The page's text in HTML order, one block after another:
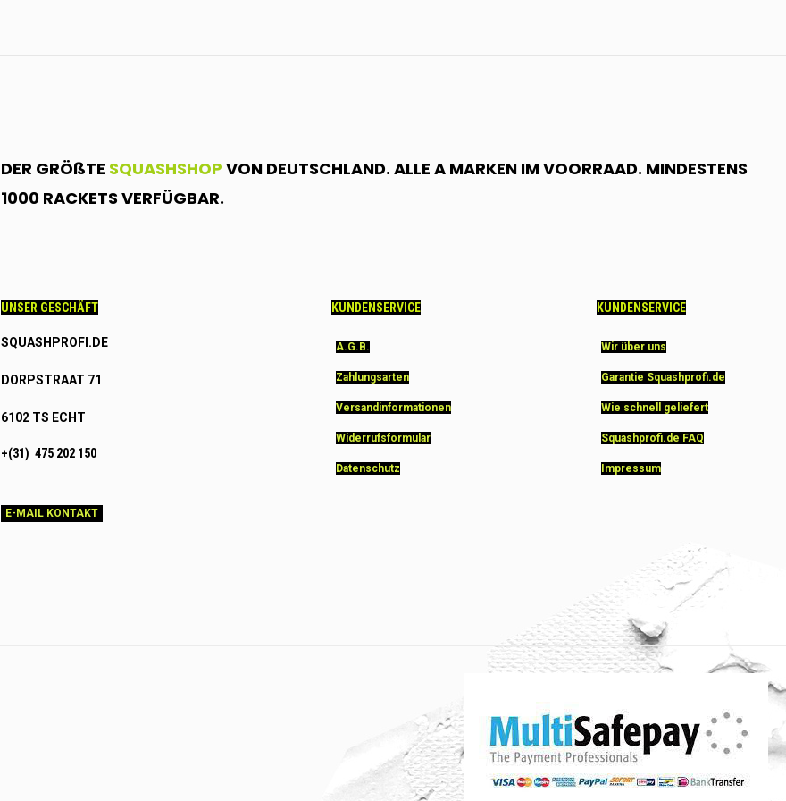
DER GRÖßTE SQUASHSHOP VON DEUTSCHLAND. ALLE A MARKEN IM VOORRAAD. MINDESTENS
1000 RACKETS VERFÜGBAR.
UNSER GESCHÄFT
SQUASHPROFI.DE
DORPSTRAAT 71
6102 TS ECHT
+(31) 475 202 150
E-MAIL KONTAKT
KUNDENSERVICE
A.G.B.
Zahlungsarten
Versandinformationen
Widerrufsformular
Datenschutz
KUNDENSERVICE
Wir über uns
Garantie Squashprofi.de
Wie schnell geliefert
Squashprofi.de FAQ
Impressum